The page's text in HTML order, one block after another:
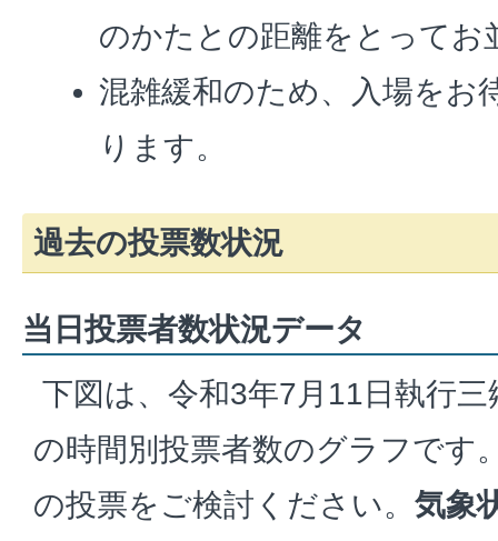
のかたとの距離をとってお
混雑緩和のため、入場をお
ります。
過去の投票数状況
当日投票者数状況データ
下図は、令和3年7月11日執行
の時間別投票者数のグラフです
の投票をご検討ください。 気象